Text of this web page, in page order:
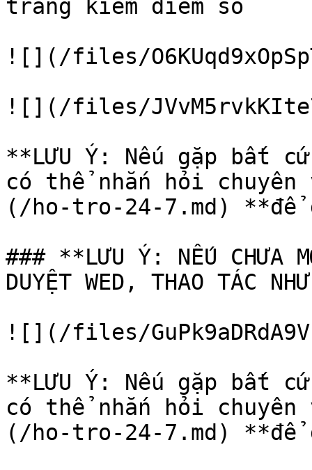
trang kiểm điểm số
![](/files/
![](/files/
**LƯU Ý: Nếu gặp bất
có thể nhắn hỏi
(/ho-tro-24-7.md) **để
### **LƯU Ý: NẾU CHƯA
DUYỆT WED, THAO TÁC
![](/files/
**LƯU Ý: Nếu gặp bất
có thể nhắn hỏi